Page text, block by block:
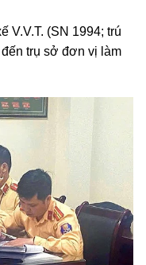
V.V.T. (SN 1994; trú
trụ sở đơn vị làm